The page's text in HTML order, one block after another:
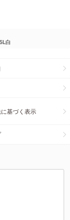
白
基づく表示